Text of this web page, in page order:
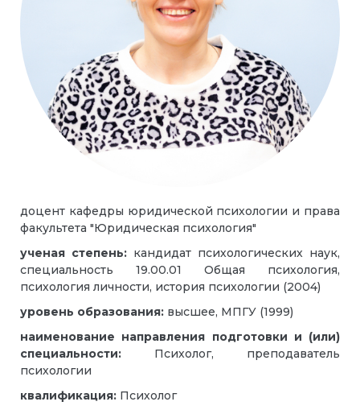
доцент кафедры юридической психологии и права
факультета "Юридическая психология"
ученая степень: кандидат психологических наук,
специальность 19.00.01 Общая психология,
психология личности, история психологии (2004)
уровень образования: высшее, МПГУ (1999)
наименование направления подготовки и (или)
специальности: Психолог, преподаватель
психологии
квалификация: Психолог